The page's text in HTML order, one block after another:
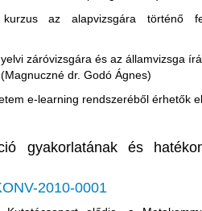
az alapvizsgára történő
záróvizsgára és az államvizsga
Magnuczné dr. Godó Ágnes)
e-learning rendszeréből érhetők
gyakorlatának és
2010-0001